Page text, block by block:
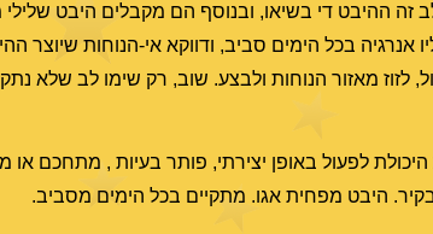
ההיבט די בשיאו, ובנוסף הם מקבלים היבט
אנרגיה בכל הימים סביב, ודווקא אי-הנוחות
לזוז מאזור הנוחות ולבצע. שוב, רק שימו לב שלא
היכולת לפעול באופן יצירתי, פותר בעיות , מתחכם או
היבט מפחית אגו. מתקיים בכל הימים מסביב.